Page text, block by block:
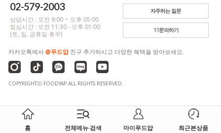
홈 전체메뉴·검색 마이푸드얍 최근본상품
02-579-2003
상담시간 : 오전 9:00 ~ 오후 05:00
점심시간 : 오전 11:30 - 오후 01:00
(토, 일, 공휴일 휴무)
자주하는 질문
1:1문의하기
카카오톡에서 @푸드얍친구 추가하시고 다양한 혜택을 받아보세요.
COPYRIGHTⓒ FOODYAP ALL RIGHTS RESERVED.